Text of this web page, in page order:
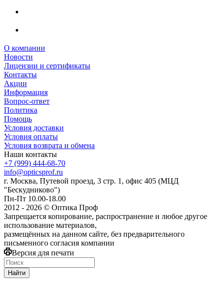
О компании
Новости
Лицензии и сертификаты
Контакты
Акции
Информация
Вопрос-ответ
Политика
Помощь
Условия доставки
Условия оплаты
Условия возврата и обмена
Наши контакты
+7 (999) 444-68-70
info@opticsprof.ru
г. Москва, Путевой проезд, 3 стр. 1, офис 405 (МЦД
"Бескудниково")
Пн-Пт 10.00-18.00
2012 - 2026 © Оптика Проф
Запрещается копирование, распространение и любое другое
использование материалов,
размещённых на данном сайте, без предварительного
письменного согласия компании
Версия для печати
Найти